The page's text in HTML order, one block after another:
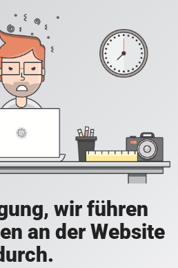
wir führen
an der Website